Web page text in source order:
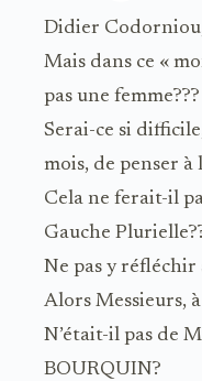
Didier
Mais dans ce «
pas une femme???
Serai-ce si
mois, de penser à
Cela ne ferait-il
Gauche
Ne pas y réfléchir
Alors Messieurs,
N’était-il pas de
BOURQUIN?